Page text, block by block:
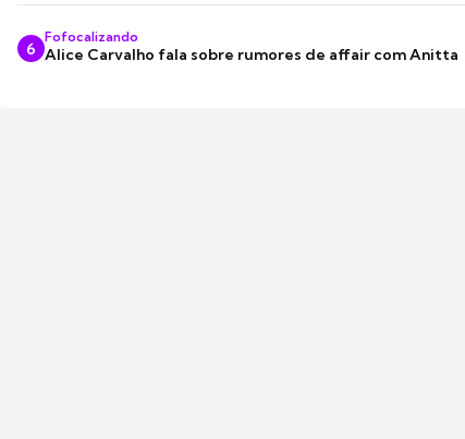
6
Fofocalizando
Alice Carvalho fala sobre rumores de affair com Anitta